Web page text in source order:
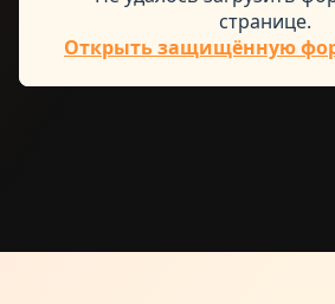
странице.
Открыть защищённую